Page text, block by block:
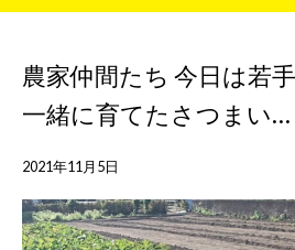
農家仲間たち‍ 今日は若
一緒に育てたさつまい…
2021年11月5日